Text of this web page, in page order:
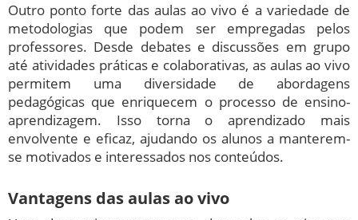
Outro ponto forte das aulas ao vivo é a variedade de
metodologias que podem ser empregadas pelos
professores. Desde debates e discussões em grupo
até atividades práticas e colaborativas, as aulas ao vivo
permitem uma diversidade de abordagens
pedagógicas que enriquecem o processo de ensino-
aprendizagem. Isso torna o aprendizado mais
envolvente e eficaz, ajudando os alunos a manterem-
se motivados e interessados nos conteúdos.
Vantagens das aulas ao vivo